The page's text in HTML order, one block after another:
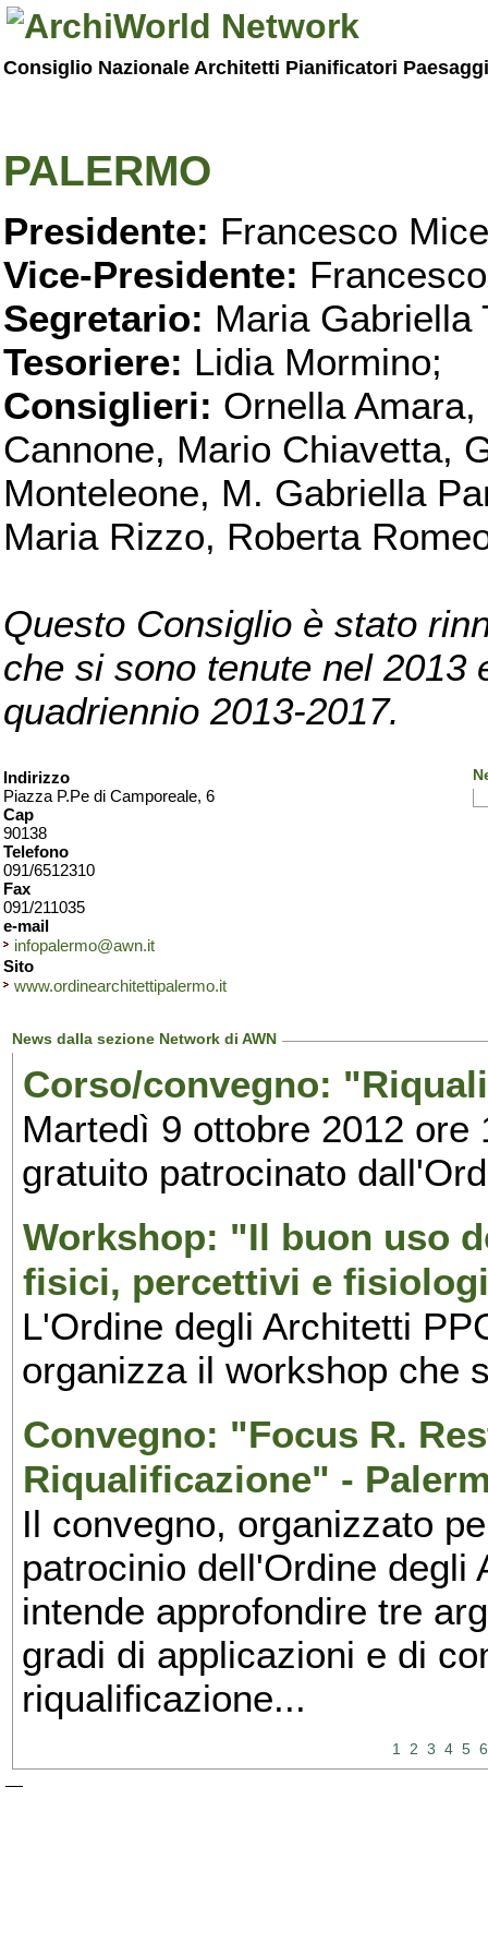
Consiglio Nazionale Architetti Pianificatori
PALERMO
Presidente: Francesco
Vice-Presidente:
Segretario: Maria Gabriella
Tesoriere: Lidia Mormino;
Consiglieri: Ornella
Cannone, Mario Chiavetta,
Monteleone, M. Gabriella
Maria Rizzo, Roberta
Questo Consiglio è stato
che si sono tenute nel 2013
quadriennio 2013-2017.
Indirizzo
Piazza P.Pe di Camporeale, 6
Cap
90138
Telefono
091/6512310
Fax
091/211035
e-mail
infopalermo@awn.it
Sito
www.ordinearchitettipalermo.it
News dalla sezione Network di AWN
Corso/convegno:
Martedì 9 ottobre 2012
gratuito patrocinato
Workshop: "Il buon uso
fisici, percettivi e
L'Ordine degli Architetti
organizza il workshop che
Convegno: "Focus R.
Riqualificazione" -
Il convegno, organizzato
patrocinio dell'Ordine degli
intende approfondire tre
gradi di applicazioni e di
riqualificazione...
1 2 3 4 5 6